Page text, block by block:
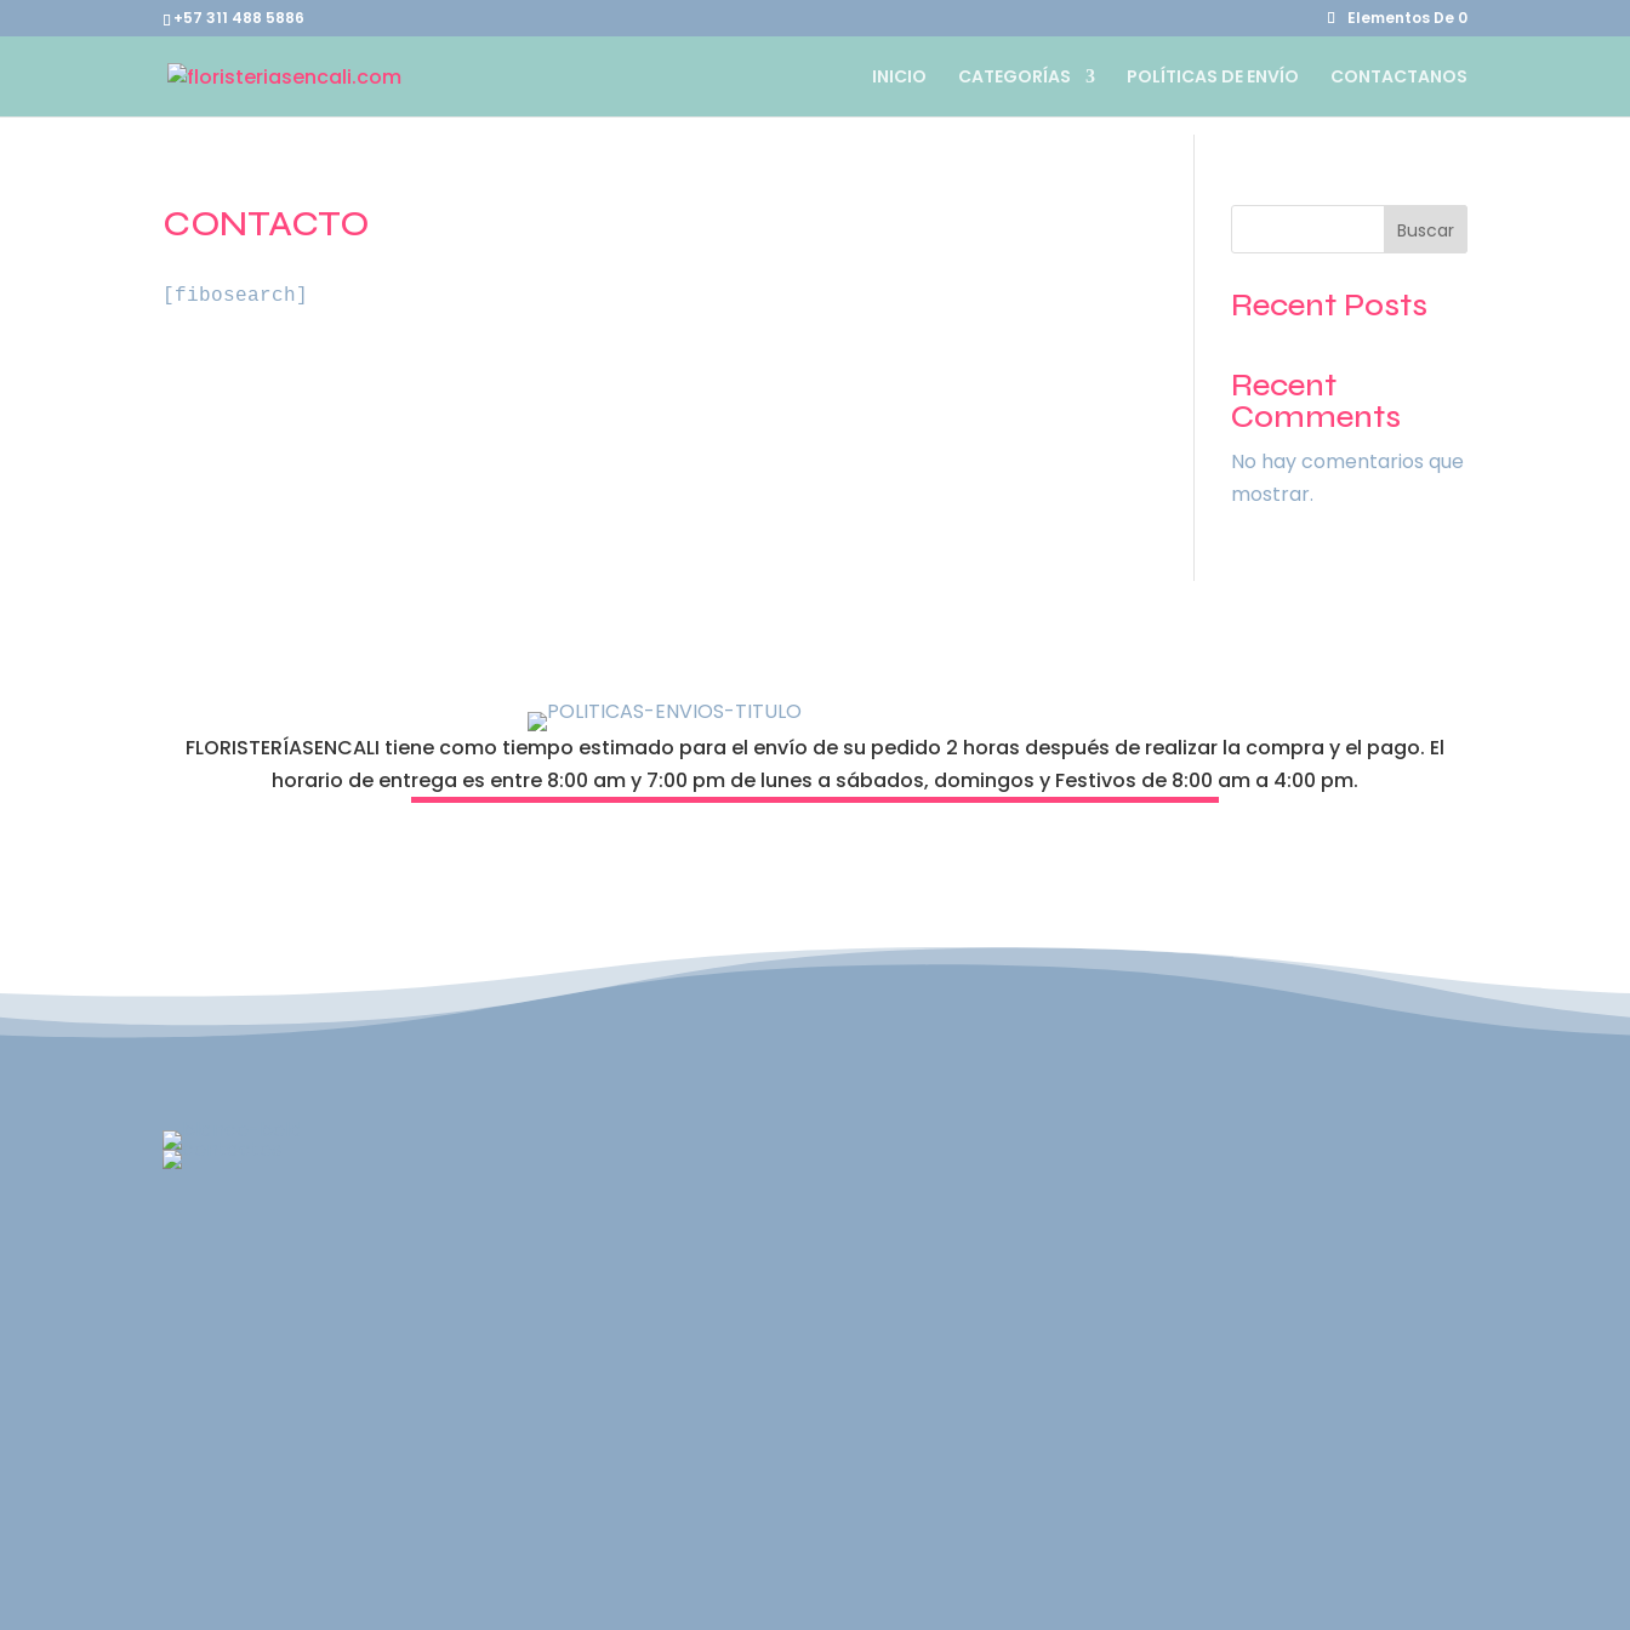
+57 311 488 5886 Elementos De 0
INICIO CATEGORÍAS POLÍTICAS DE ENVÍO CONTACTANOS
CONTACTO
[fibosearch]
Buscar
Recent Posts
Recent
Comments
No hay comentarios que
mostrar.
FLORISTERÍASENCALI tiene como tiempo estimado para el envío de su pedido 2 horas después de realizar la compra y el pago. El
horario de entrega es entre 8:00 am y 7:00 pm de lunes a sábados, domingos y Festivos de 8:00 am a 4:00 pm.